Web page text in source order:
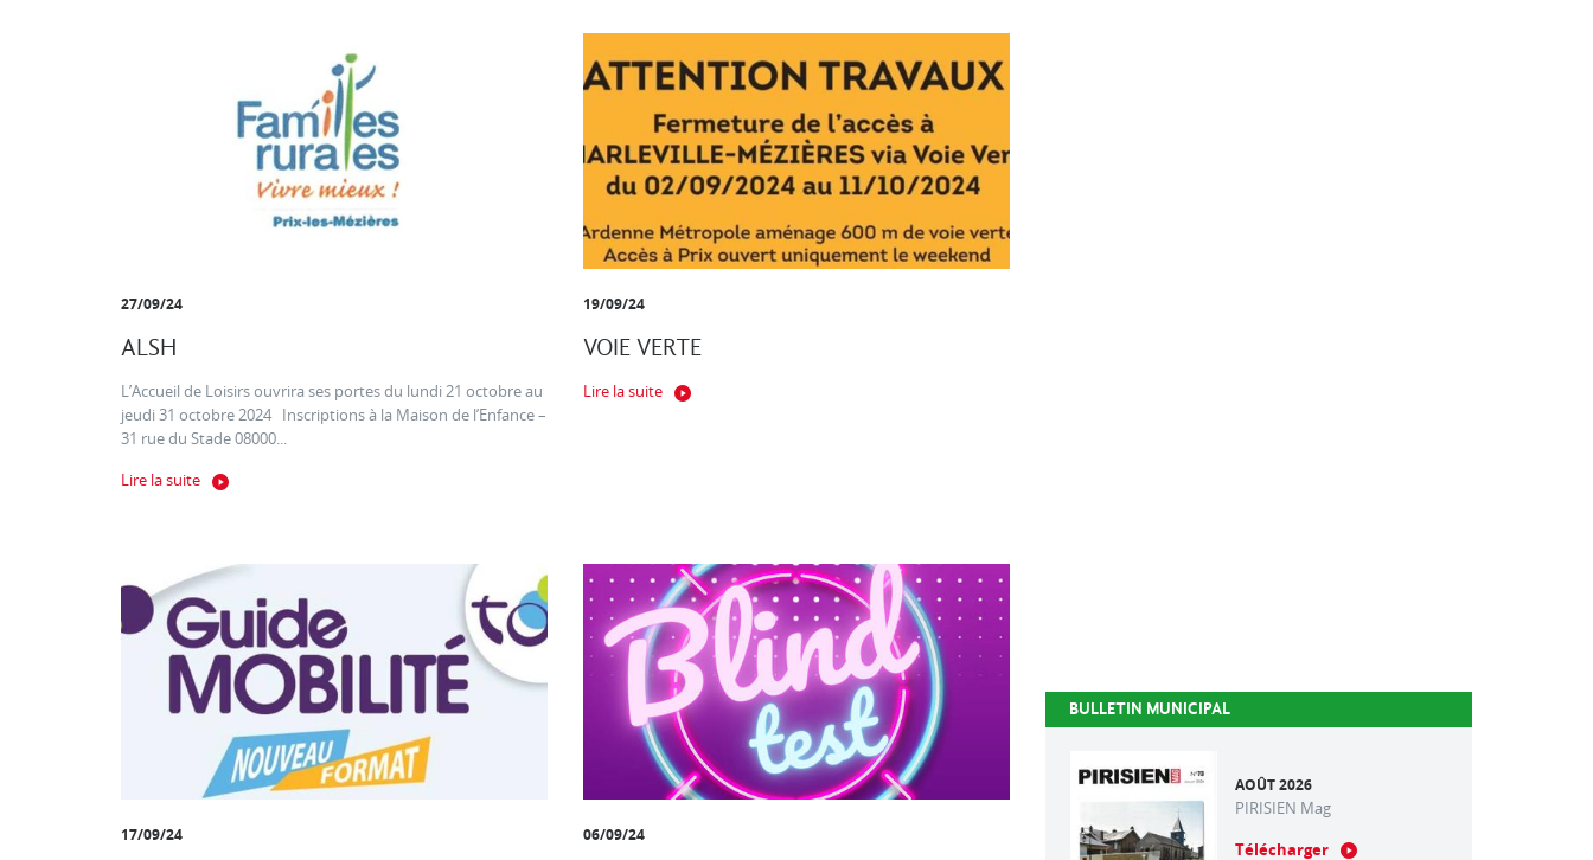
27/09/24
ALSH
L’Accueil de Loisirs ouvrira ses portes du lundi 21 octobre au
jeudi 31 octobre 2024 Inscriptions à la Maison de l’Enfance –
31 rue du Stade 08000...
Lire la suite
19/09/24
VOIE VERTE
Lire la suite
17/09/24 06/09/24
BULLETIN MUNICIPAL
AOÛT 2026
PIRISIEN Mag
Télécharger